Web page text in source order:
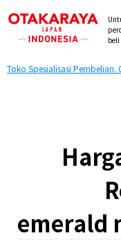
Toko Spesialisasi Pembelian.
emerald